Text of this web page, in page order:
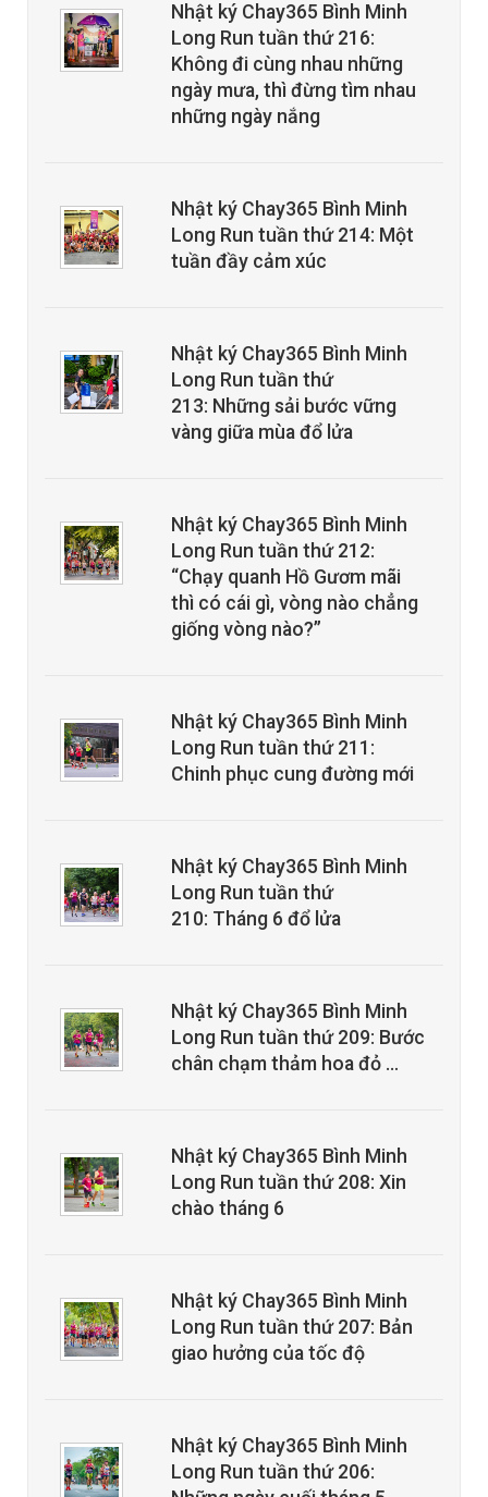
Nhật ký Chay365 Bình Minh
Long Run tuần thứ 216:
Không đi cùng nhau những
ngày mưa, thì đừng tìm nhau
những ngày nắng
Nhật ký Chay365 Bình Minh
Long Run tuần thứ 214: Một
tuần đầy cảm xúc
Nhật ký Chay365 Bình Minh
Long Run tuần thứ
213: Những sải bước vững
vàng giữa mùa đổ lửa
Nhật ký Chay365 Bình Minh
Long Run tuần thứ 212:
“Chạy quanh Hồ Gươm mãi
thì có cái gì, vòng nào chẳng
giống vòng nào?”
Nhật ký Chay365 Bình Minh
Long Run tuần thứ 211:
Chinh phục cung đường mới
Nhật ký Chay365 Bình Minh
Long Run tuần thứ
210: Tháng 6 đổ lửa
Nhật ký Chay365 Bình Minh
Long Run tuần thứ 209: Bước
chân chạm thảm hoa đỏ …
Nhật ký Chay365 Bình Minh
Long Run tuần thứ 208: Xin
chào tháng 6
Nhật ký Chay365 Bình Minh
Long Run tuần thứ 207: Bản
giao hưởng của tốc độ
Nhật ký Chay365 Bình Minh
Long Run tuần thứ 206: